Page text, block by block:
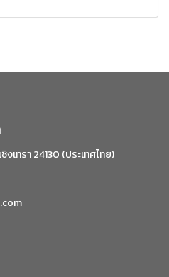
งเทรา 24130 (ประเทศไทย)